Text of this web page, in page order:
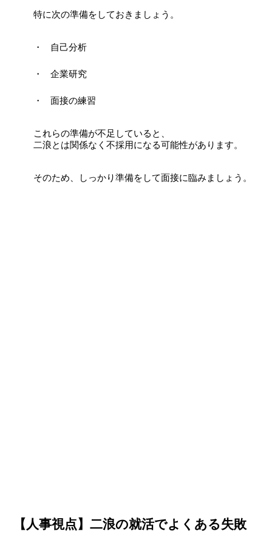
特に次の準備をしておきましょう。
自己分析
企業研究
面接の練習
これらの準備が不足していると、
二浪とは関係なく不採用になる可能性があります。
そのため、しっかり準備をして面接に臨みましょう。
【人事視点】二浪の就活でよくある失敗